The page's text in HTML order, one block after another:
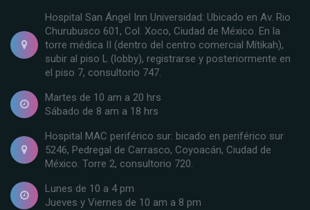
Hospital San Ángel Inn Universidad: Ubicado en Av. Rio
Churubusco 601, Col. Xoco, Ciudad de México. En la
torre médica II (dentro del centro comercial Mítikah),
subir al piso L (lobby), registrarse y posteriormente en
el piso 7, consultorio 747.
Martes de 10 am a 20 hrs
Sábado de 8 am a 18 hrs
Hospital MAC periférico sur: bicado en periférico sur
5246, Pedregal de Carrasco, Coyoacán, Ciudad de
México. Torre 2, consultorio 720.
Lunes de 10 a 4 pm
Jueves y Viernes de 10 am a 8 pm